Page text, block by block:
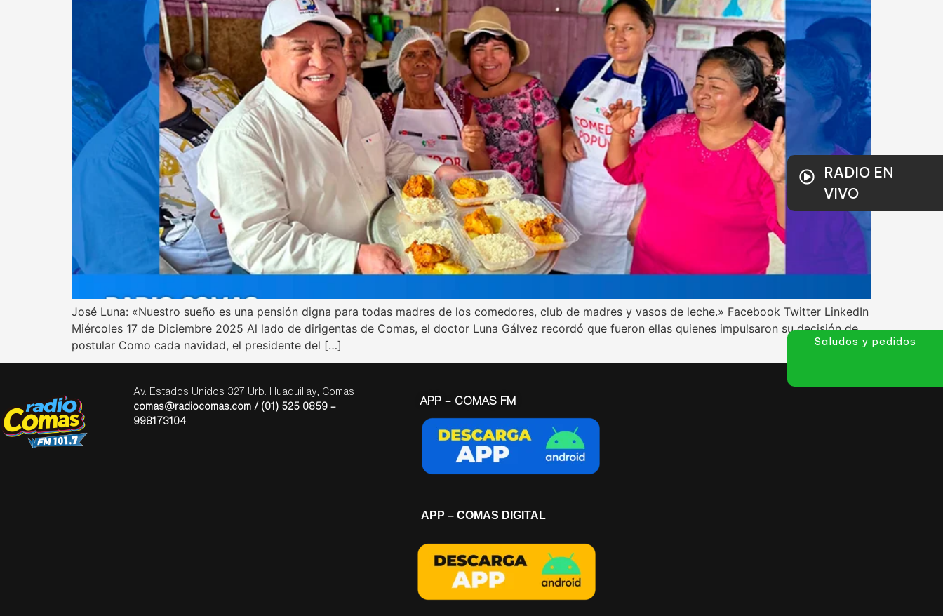
José Luna: «Nuestro sueño es una pensión digna para todas madres de los comedores, club de madres y vasos de leche.» Facebook Twitter LinkedIn
Miércoles 17 de Diciembre 2025 Al lado de dirigentas de Comas, el doctor Luna Gálvez recordó que fueron ellas quienes impulsaron su decisión de
postular Como cada navidad, el presidente del […]
Av. Estados Unidos 327 Urb. Huaquillay, Comas
comas@radiocomas.com / (01) 525 0859 –
998173104
APP – COMAS FM
APP – COMAS DIGITAL
RADIO EN
VIVO
Saludos y pedidos